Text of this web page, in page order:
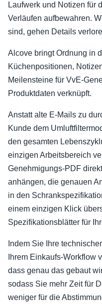
Laufwerk und Notizen für
Verläufen aufbewahren.
sind, gehen Details
Alcove bringt Ordnung in
Küchenpositionen,
Meilensteine für VvE-
Produktdaten verknüpft.
Anstatt alte E-Mails zu
Kunde dem
den gesamten
einzigen Arbeitsbereich
Genehmigungs-PDF
anhängen, die genauen
in den
einem einzigen Klick
Spezifikationsblätter für
Indem Sie Ihre
Ihrem Einkaufs-Workflow
dass genau das gebaut
sodass Sie mehr Zeit für
weniger für die